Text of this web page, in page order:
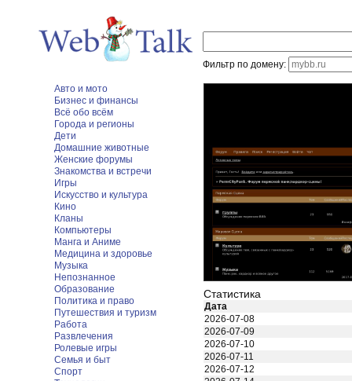
Фильтр по домену:
Авто и мото
Бизнес и финансы
Всё обо всём
Города и регионы
Дети
Домашние животные
Женские форумы
Знакомства и встречи
Игры
Искусство и культура
Кино
Кланы
Компьютеры
Манга и Аниме
Медицина и здоровье
Музыка
Непознанное
Образование
Политика и право
Путешествия и туризм
Работа
Развлечения
Ролевые игры
Семья и быт
Спорт
Статистика
Дата
2026-07-08
2026-07-09
2026-07-10
2026-07-11
2026-07-12